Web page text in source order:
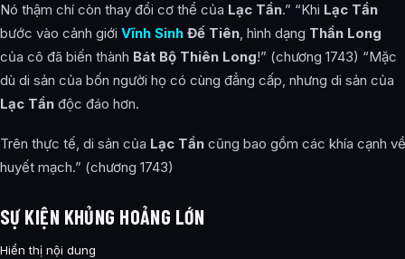
Nó thậm chí còn thay đổi cơ thể của Lạc Tần.” “Khi Lạc Tần
bước vào cảnh giới Vĩnh Sinh Đế Tiên, hình dạng Thần Long
của cô đã biến thành Bát Bộ Thiên Long!” (chương 1743) “Mặc
dù di sản của bốn người họ có cùng đẳng cấp, nhưng di sản của
Lạc Tần độc đáo hơn.
Trên thực tế, di sản của Lạc Tần cũng bao gồm các khía cạnh về
huyết mạch.” (chương 1743)
SỰ KIỆN KHỦNG HOẢNG LỚN
Hiển thị nội dung